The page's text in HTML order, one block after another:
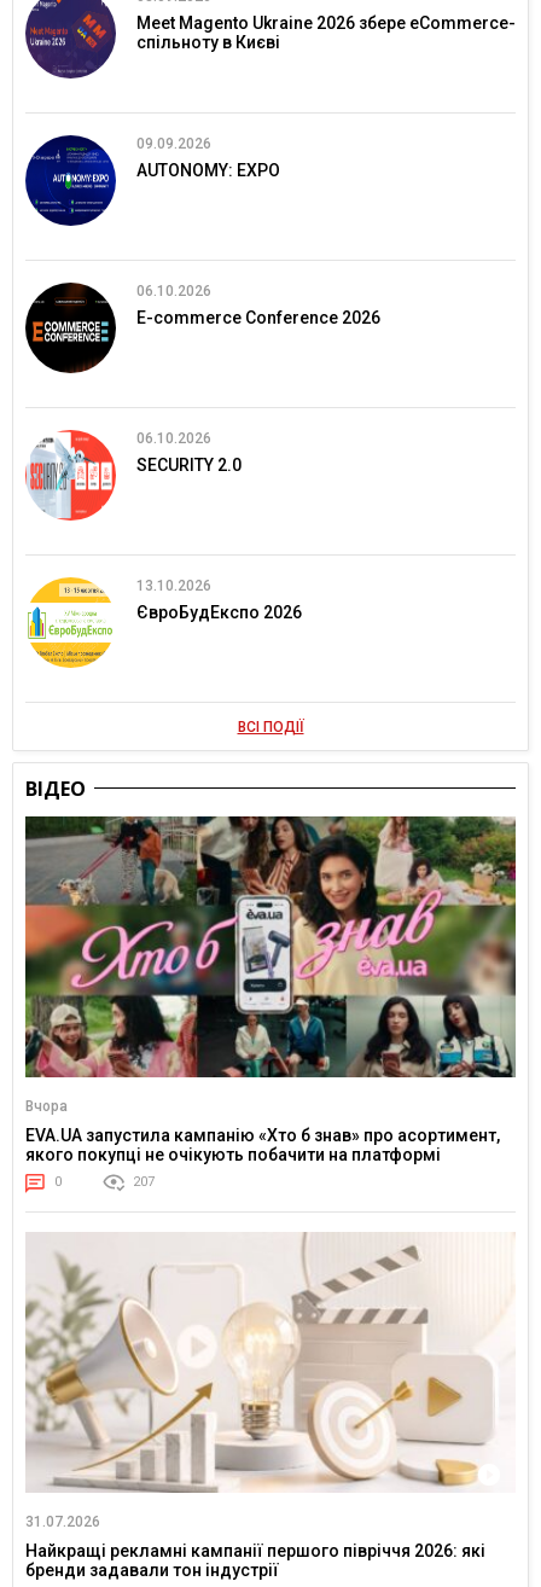
Meet Magento Ukraine 2026 збере eCommerce-
спільноту в Києві
09.09.2026
AUTONOMY: EXPO
06.10.2026
E-commerce Conference 2026
06.10.2026
SECURITY 2.0
13.10.2026
ЄвроБудЕкспо 2026
ВСІ ПОДІЇ
ВІДЕО
Вчора
EVA.UA запустила кампанію «Хто б знав» про асортимент,
якого покупці не очікують побачити на платформі
0 207
31.07.2026
Найкращі рекламні кампанії першого півріччя 2026: які
бренди задавали тон індустрії